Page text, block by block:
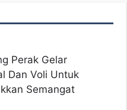
Perak Gelar
Dan Voli Untuk
Semangat